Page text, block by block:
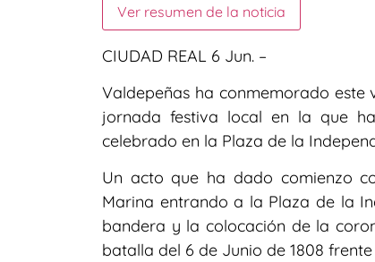
Ver resumen de la noticia
CIUDAD REAL 6 Jun. –
Valdepeñas ha conmemorado este
jornada festiva local en la que
celebrado en la Plaza de la
Un acto que ha dado comienzo
Marina entrando a la Plaza de la
bandera y la colocación de la
batalla del 6 de Junio de 1808